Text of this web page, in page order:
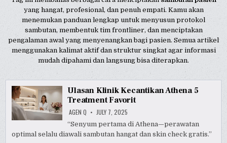
yang hangat, profesional, dan penuh empati. Kamu akan
menemukan panduan lengkap untuk menyusun protokol
sambutan, membentuk tim frontliner, dan menciptakan
pengalaman awal yang menyenangkan bagi pasien. Semua artikel
menggunakan kalimat aktif dan struktur singkat agar informasi
mudah dipahami dan langsung bisa diterapkan.
Ulasan Klinik Kecantikan Athena 5
Treatment Favorit
AGEN Q JULY 7, 2025
“Senyum pertama di Athena—perawatan
optimal selalu diawali sambutan hangat dan skin check gratis.”